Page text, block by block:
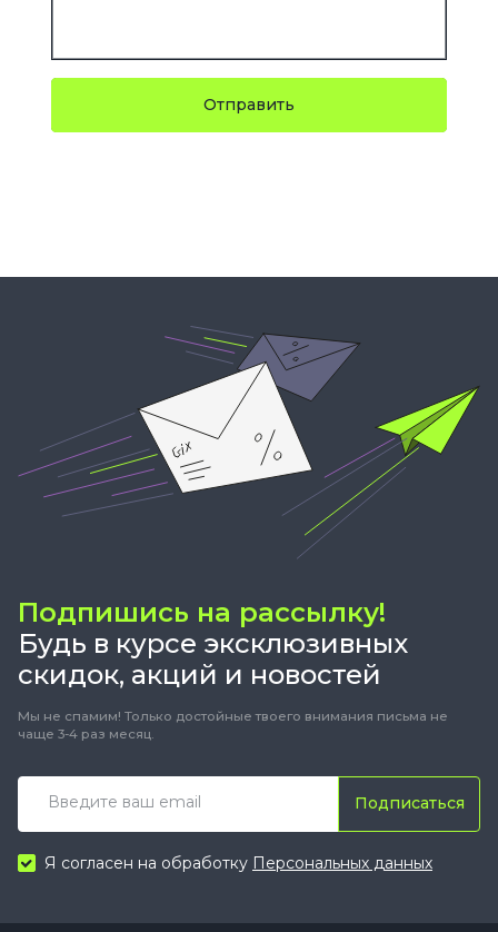
Отправить
Подпишись на рассылку!
Будь в курсе эксклюзивных
скидок, акций и новостей
Мы не спамим! Только достойные твоего внимания письма не
чаще 3-4 раз месяц.
Подписаться
Я согласен на обработку Персональных данных